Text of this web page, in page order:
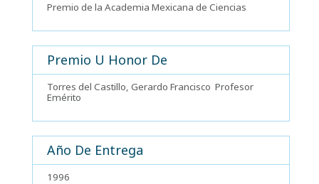
Premio de la Academia Mexicana de Ciencias
Premio U Honor De
Torres del Castillo, Gerardo Francisco Profesor
Emérito
Año De Entrega
1996